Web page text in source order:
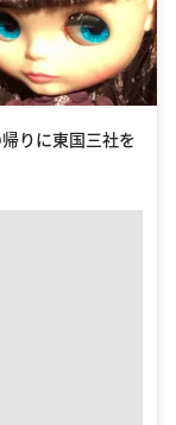
りに東国三社を